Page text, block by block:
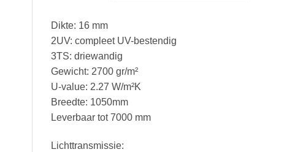
Dikte: 16 mm
2UV: compleet UV-bestendig
3TS: driewandig
Gewicht: 2700 gr/m²
U-value: 2.27 W/m²K
Breedte: 1050mm
Leverbaar tot 7000 mm
Lichttransmissie: